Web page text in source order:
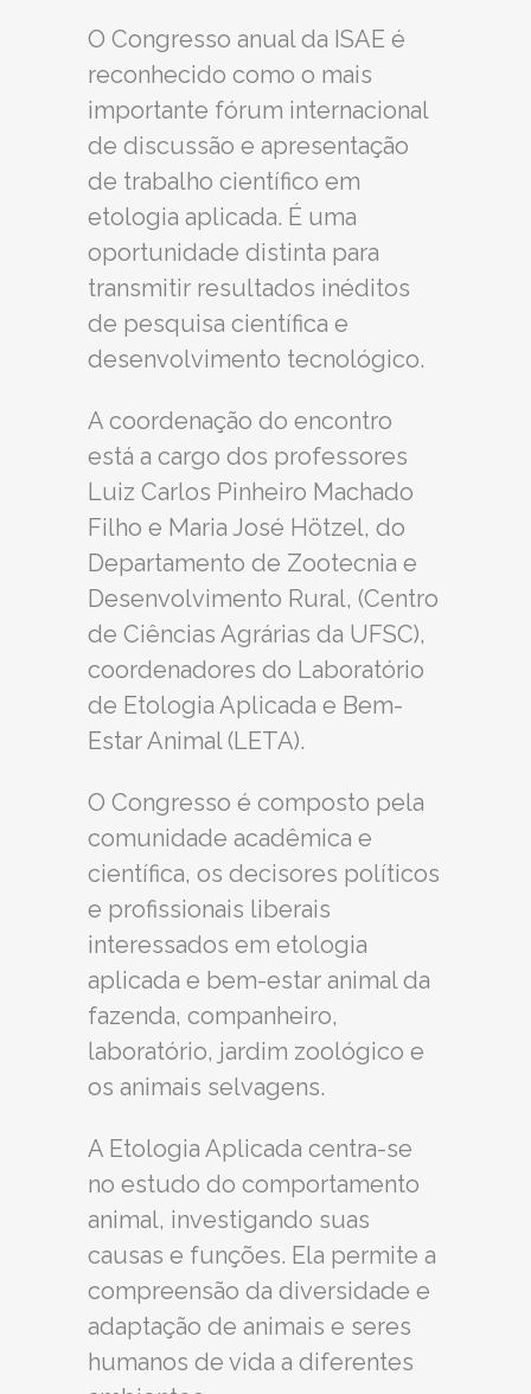
O Congresso anual da ISAE é
reconhecido como o mais
importante fórum internacional
de discussão e apresentação
de trabalho científico em
etologia aplicada. É uma
oportunidade distinta para
transmitir resultados inéditos
de pesquisa científica e
desenvolvimento tecnológico.
A coordenação do encontro
está a cargo dos professores
Luiz Carlos Pinheiro Machado
Filho e Maria José Hötzel, do
Departamento de Zootecnia e
Desenvolvimento Rural, (Centro
de Ciências Agrárias da UFSC),
coordenadores do Laboratório
de Etologia Aplicada e Bem-
Estar Animal (LETA).
O Congresso é composto pela
comunidade acadêmica e
científica, os decisores políticos
e profissionais liberais
interessados ​​em etologia
aplicada e bem-estar animal da
fazenda, companheiro,
laboratório, jardim zoológico e
os animais selvagens.
A Etologia Aplicada centra-se
no estudo do comportamento
animal, investigando suas
causas e funções. Ela permite a
compreensão da diversidade e
adaptação de animais e seres
humanos de vida a diferentes